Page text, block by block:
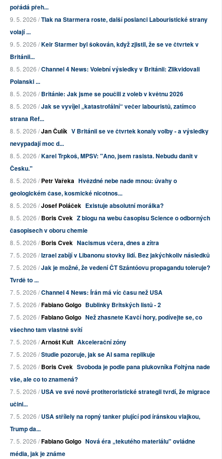
pořádá přeh...
9. 5. 2026 /Tlak na Starmera roste, další poslanci Labouristické strany
volají ...
9. 5. 2026 /Keir Starmer byl šokován, když zjistil, že se ve čtvrtek v
Británii...
8. 5. 2026 /Channel 4 News: Volební výsledky v Británii: Zlikvidovali
Polanski ...
8. 5. 2026 /Británie: Jak jsme se poučili z voleb v květnu 2026
8. 5. 2026 /Jak se vyvíjel „katastrofální“ večer labouristů, zatímco
strana Ref...
8. 5. 2026 /Jan Čulík V Británii se ve čtvrtek konaly volby - a výsledky
nevypadají moc d...
8. 5. 2026 /Karel Trpkoš, MPSV: "Ano, jsem rasista. Nebudu danit v
Česku."
8. 5. 2026 /Petr Vařeka Hvězdné nebe nade mnou: úvahy o
geologickém čase, kosmické nicotnos...
8. 5. 2026 /Josef Poláček Existuje absolutní morálka?
8. 5. 2026 /Boris Cvek Z blogu na webu časopisu Science o odborných
časopisech v oboru chemie
8. 5. 2026 /Boris Cvek Nacismus včera, dnes a zítra
7. 5. 2026 /Izrael zabíjí v Libanonu stovky lidí. Bez jakýchkoliv následků
7. 5. 2026 /Jak je možné, že vedení ČT Szántóovu propagandu toleruje?
Tvrdě to ...
7. 5. 2026 /Channel 4 News: Írán má víc času než USA
7. 5. 2026 /Fabiano Golgo Bublinky Britských listů - 2
7. 5. 2026 /Fabiano Golgo Než zhasnete Kavčí hory, podívejte se, co
všechno tam vlastně svítí
7. 5. 2026 /Arnošt Kult Akcelerační zóny
7. 5. 2026 /Studie pozoruje, jak se AI sama replikuje
7. 5. 2026 /Boris Cvek Svoboda je podle pana plukovníka Foltýna nade
vše, ale co to znamená?
7. 5. 2026 /USA ve své nové protiteroristické strategii tvrdí, že migrace
učini...
7. 5. 2026 /USA střílely na ropný tanker plující pod íránskou vlajkou,
Trump da...
7. 5. 2026 /Fabiano Golgo Nová éra „tekutého materiálu" ovládne
média, jak je známe